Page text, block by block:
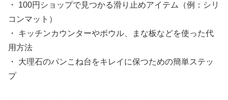
・ 100円ショップで見つかる滑り止めアイテム（例：シリ
コンマット）
・ キッチンカウンターやボウル、まな板などを使った代
用方法
・ 大理石のパンこね台をキレイに保つための簡単ステッ
プ